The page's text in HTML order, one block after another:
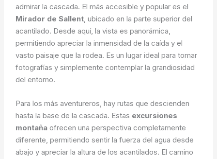
admirar la cascada. El más accesible y popular es el
Mirador de Sallent, ubicado en la parte superior del
acantilado. Desde aquí, la vista es panorámica,
permitiendo apreciar la inmensidad de la caída y el
vasto paisaje que la rodea. Es un lugar ideal para tomar
fotografías y simplemente contemplar la grandiosidad
del entorno.
Para los más aventureros, hay rutas que descienden
hasta la base de la cascada. Estas excursiones
montaña ofrecen una perspectiva completamente
diferente, permitiendo sentir la fuerza del agua desde
abajo y apreciar la altura de los acantilados. El camino